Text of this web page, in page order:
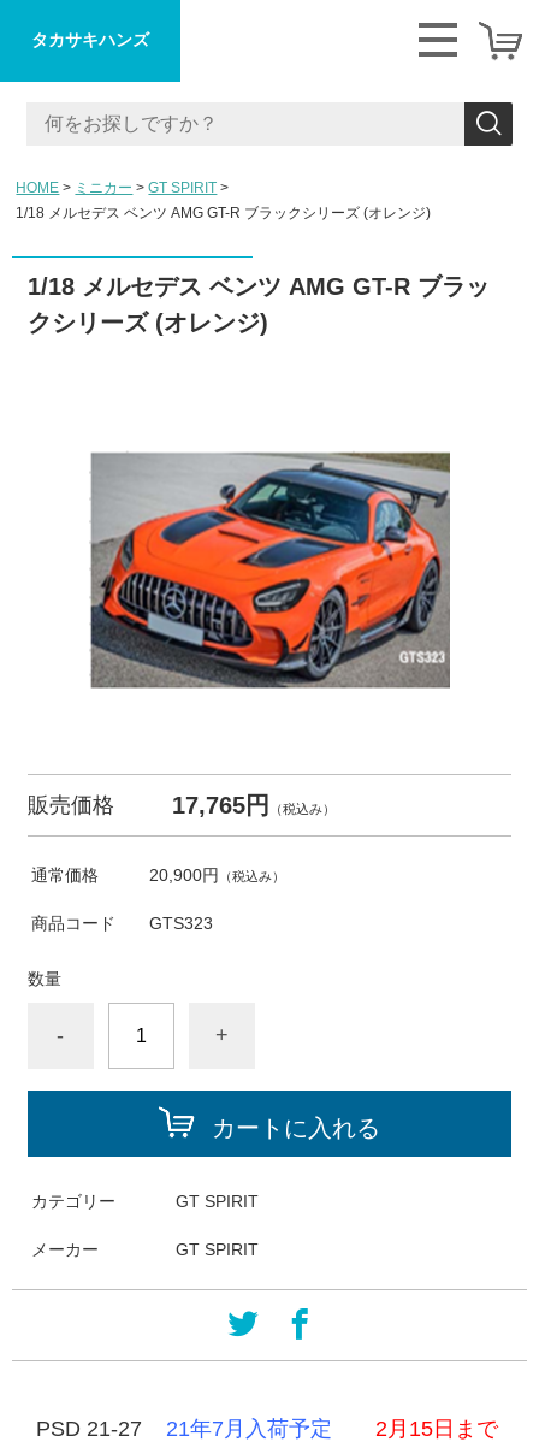
タカサキハンズ
HOME ミニカー
GT SPIRIT
1/18 メルセデス ベンツ AMG GT-R ブラックシリーズ (オレンジ)
1/18 メルセデス ベンツ AMG GT-R ブラッ
クシリーズ (オレンジ)
販売価格 17,765円 （税込み）
通常価格 20,900円 （税込み）
商品コード GTS323
数量
- +
カートに入れる
カテゴリー GT SPIRIT
メーカー GT SPIRIT
PSD 21-27 21年7月入荷予定
2月15日まで